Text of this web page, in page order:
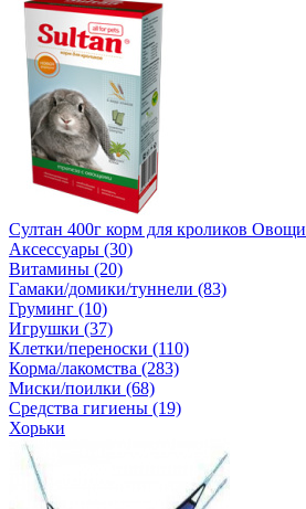
Султан 400г корм для кроликов Овощи
Аксессуары (30)
Витамины (20)
Гамаки/домики/туннели (83)
Груминг (10)
Игрушки (37)
Клетки/переноски (110)
Корма/лакомства (283)
Миски/поилки (68)
Средства гигиены (19)
Хорьки